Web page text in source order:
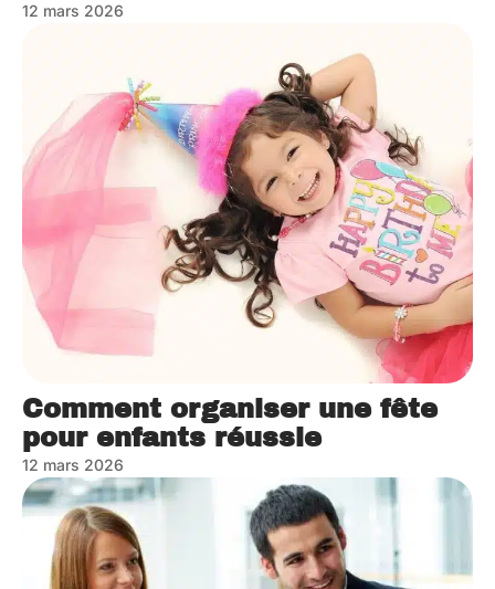
12 mars 2026
Comment organiser une fête
pour enfants réussie
12 mars 2026